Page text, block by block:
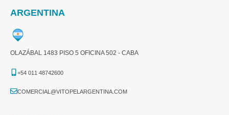
ARGENTINA
OLAZÁBAL 1483 PISO 5 OFICINA 502 - CABA
+54 011 48742600​
COMERCIAL@VITOPELARGENTINA.COM​